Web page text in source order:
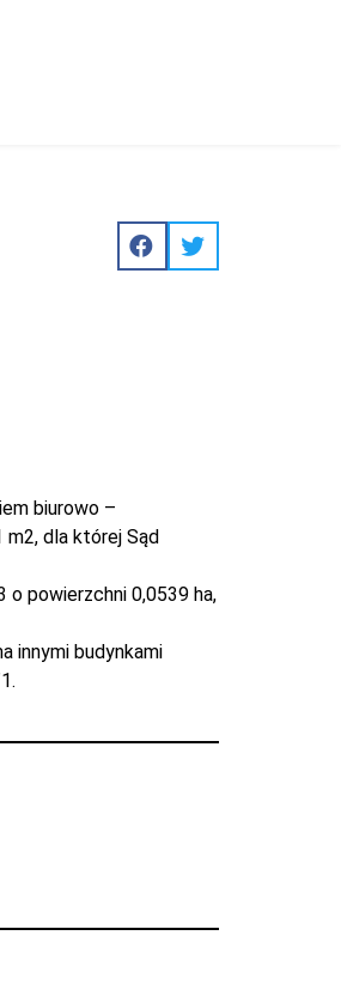
biurowo –
m2, dla której Sąd
powierzchni 0,0539 ha,
innymi budynkami